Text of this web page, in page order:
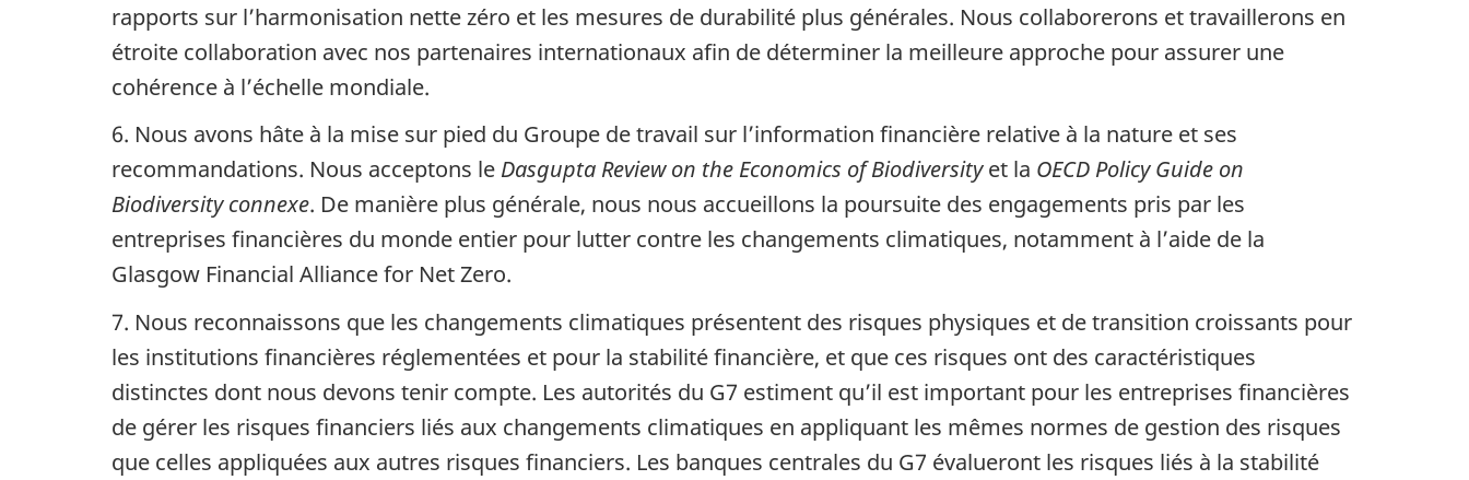
rapports sur l’harmonisation nette zéro et les mesures de durabilité plus générales. Nous collaborerons et travaillerons en
étroite collaboration avec nos partenaires internationaux afin de déterminer la meilleure approche pour assurer une
cohérence à l’échelle mondiale.
6. Nous avons hâte à la mise sur pied du Groupe de travail sur l’information financière relative à la nature et ses
recommandations. Nous acceptons le Dasgupta Review on the Economics of Biodiversityet la OECD Policy Guide on
Biodiversity connexe. De manière plus générale, nous nous accueillons la poursuite des engagements pris par les
entreprises financières du monde entier pour lutter contre les changements climatiques, notamment à l’aide de la
Glasgow Financial Alliance for Net Zero.
7. Nous reconnaissons que les changements climatiques présentent des risques physiques et de transition croissants pour
les institutions financières réglementées et pour la stabilité financière, et que ces risques ont des caractéristiques
distinctes dont nous devons tenir compte. Les autorités du G7 estiment qu’il est important pour les entreprises financières
de gérer les risques financiers liés aux changements climatiques en appliquant les mêmes normes de gestion des risques
que celles appliquées aux autres risques financiers. Les banques centrales du G7 évalueront les risques liés à la stabilité